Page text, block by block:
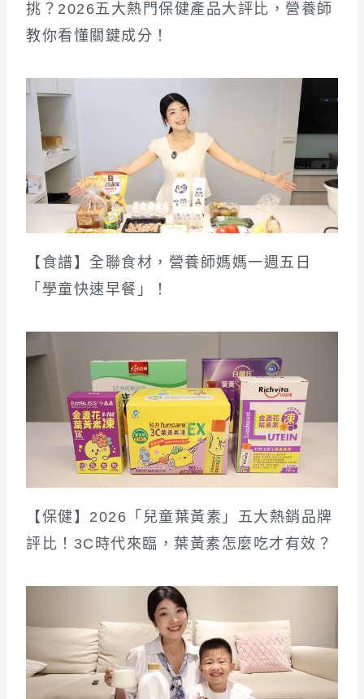
挑？2026五大熱門保健產品大評比，營養師
教你看懂關鍵成分！
【食譜】全聯食材，營養師媽媽一週五日
「學童快速早餐」！
【保健】2026「兒童葉黃素」五大熱銷品牌
評比！3C時代來臨，葉黃素怎麼吃才有效？